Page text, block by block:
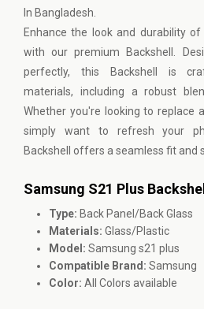
In Bangladesh.
Enhance the look and durability
with our premium Backshell.
perfectly, this Backshell is
materials, including a robust
Whether you're looking to replace
simply want to refresh your
Backshell offers a seamless fit and
Samsung S21 Plus
Type: Back Panel/Back Glass
Materials: Glass/Plastic
Model: Samsung s21 plus
Compatible Brand: Samsung
Color: All Colors available